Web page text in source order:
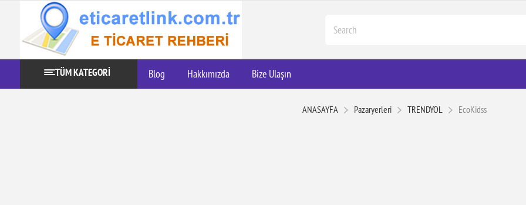
TÜM KATEGORİ Blog Hakkımızda Bize Ulaşın
ANASAYFA Pazaryerleri TRENDYOL EcoKidss